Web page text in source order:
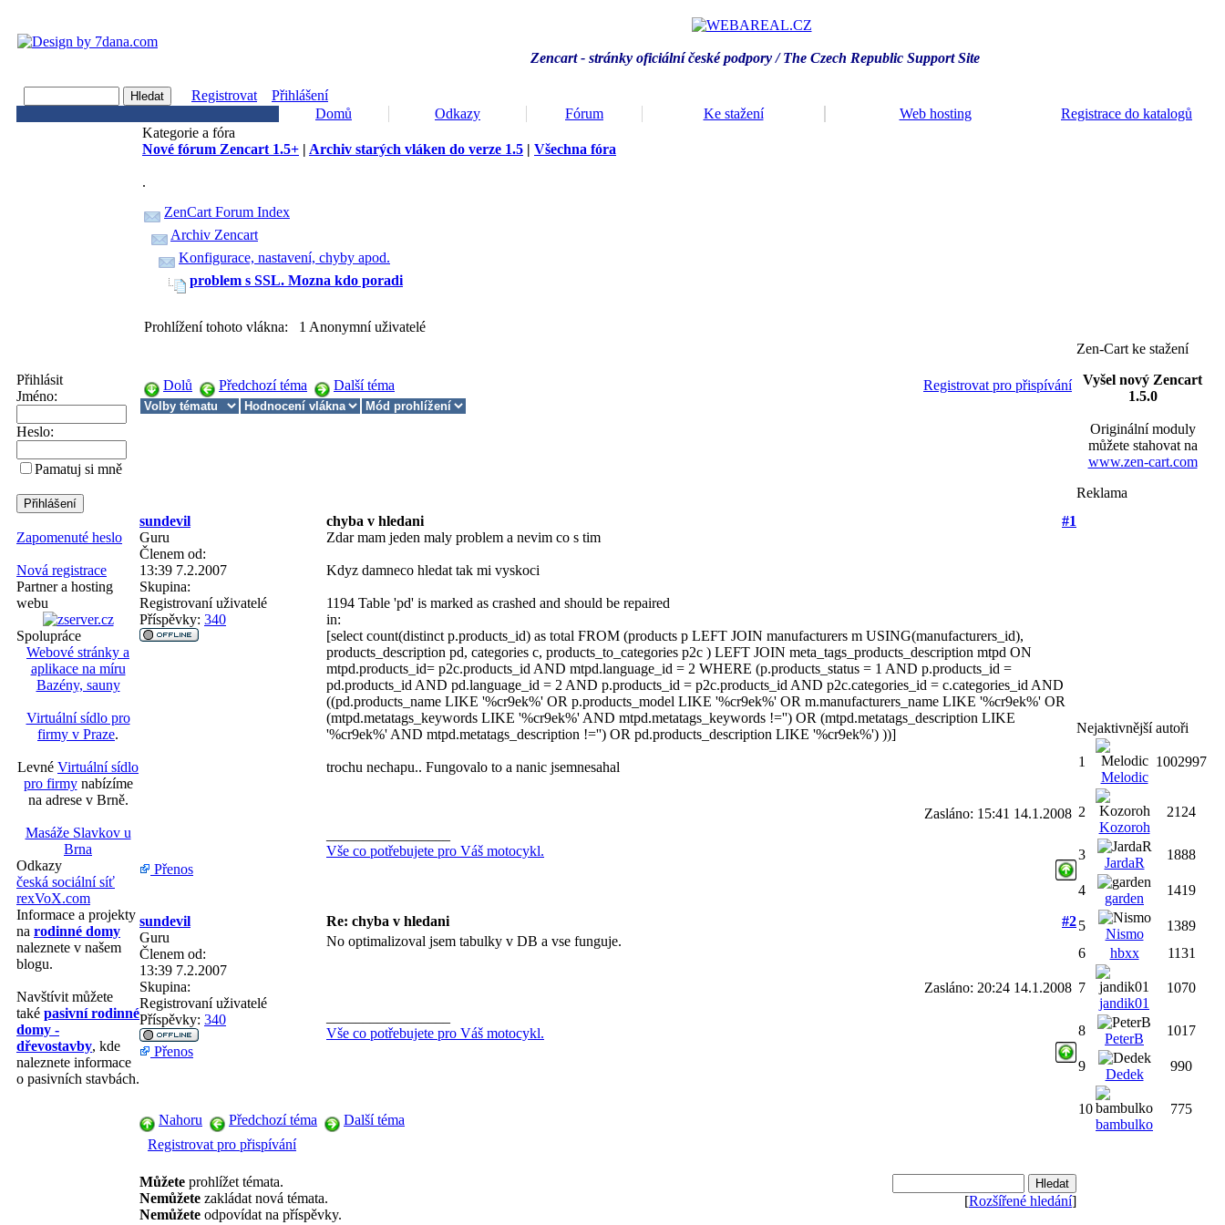
Zencart - stránky oficiální české podpory / The Czech Republic Support Site
Registrovat
Přihlášení
Domů
Odkazy Fórum Ke stažení Web hosting Registrace do katalogů
Přihlásit
Jméno:
Heslo:
Pamatuj si mně
Zapomenuté heslo
Nová registrace
Partner a hosting
webu
Spolupráce
Webové stránky a
aplikace na míru
Bazény, sauny
Virtuální sídlo pro
firmy v Praze.
Levné Virtuální sídlo
pro firmynabízíme
na adrese v Brně.
Masáže Slavkov u
Brna
Odkazy
česká sociální síť
rexVoX.com
Informace a projekty
na rodinné domy
naleznete v našem
blogu.
Navštívit můžete
také pasivní rodinné
domy -
dřevostavby, kde
naleznete informace
o pasivních stavbách.
Kategorie a fóra
Nové fórum Zencart 1.5+ | Archiv starých vláken do verze 1.5 | Všechna fóra
.
ZenCart Forum Index
Archiv Zencart
Konfigurace, nastavení, chyby apod.
problem s SSL. Mozna kdo poradi
Prohlížení tohoto vlákna: 1 Anonymní uživatelé
Dolů Předchozí téma Další téma Registrovat pro přispívání
sundevil chyba v hledani
#1
Guru
Členem od:
13:39 7.2.2007
Skupina:
Registrovaní uživatelé
Příspěvky: 340
Zdar mam jeden maly problem a nevim co s tim
Kdyz damneco hledat tak mi vyskoci
1194 Table 'pd' is marked as crashed and should be repaired
in:
[select count(distinct p.products_id) as total FROM (products p LEFT JOIN manufacturers m USING(manufacturers_id),
products_description pd, categories c, products_to_categories p2c ) LEFT JOIN meta_tags_products_description mtpd ON
mtpd.products_id= p2c.products_id AND mtpd.language_id = 2 WHERE (p.products_status = 1 AND p.products_id =
pd.products_id AND pd.language_id = 2 AND p.products_id = p2c.products_id AND p2c.categories_id = c.categories_id AND
((pd.products_name LIKE '%cr9ek%' OR p.products_model LIKE '%cr9ek%' OR m.manufacturers_name LIKE '%cr9ek%' OR
(mtpd.metatags_keywords LIKE '%cr9ek%' AND mtpd.metatags_keywords !='') OR (mtpd.metatags_description LIKE
'%cr9ek%' AND mtpd.metatags_description !='') OR pd.products_description LIKE '%cr9ek%') ))]
trochu nechapu.. Fungovalo to a nanic jsemnesahal
Zasláno: 15:41 14.1.2008
Vše co potřebujete pro Váš motocykl.
Přenos
sundevil Re: chyba v hledani
#2
Guru
Členem od:
13:39 7.2.2007
Skupina:
Registrovaní uživatelé
Příspěvky: 340
No optimalizoval jsem tabulky v DB a vse funguje.
Zasláno: 20:24 14.1.2008
Vše co potřebujete pro Váš motocykl.
Přenos
Nahoru Předchozí téma
Další téma
Registrovat pro přispívání
Můžete prohlížet témata.
Nemůžete zakládat nová témata.
Nemůžete odpovídat na příspěvky.
[Rozšířené hledání]
Zen-Cart ke stažení
Vyšel nový Zencart
1.5.0
Originální moduly
můžete stahovat na
www.zen-cart.com
Reklama
Nejaktivnější autoři
1
Melodic
1002997
2
Kozoroh
2124
3
JardaR
1888
4
garden
1419
5
Nismo
1389
6
hbxx 1131
7
jandik01
1070
8
PeterB
1017
9
Dedek
990
10
bambulko
775